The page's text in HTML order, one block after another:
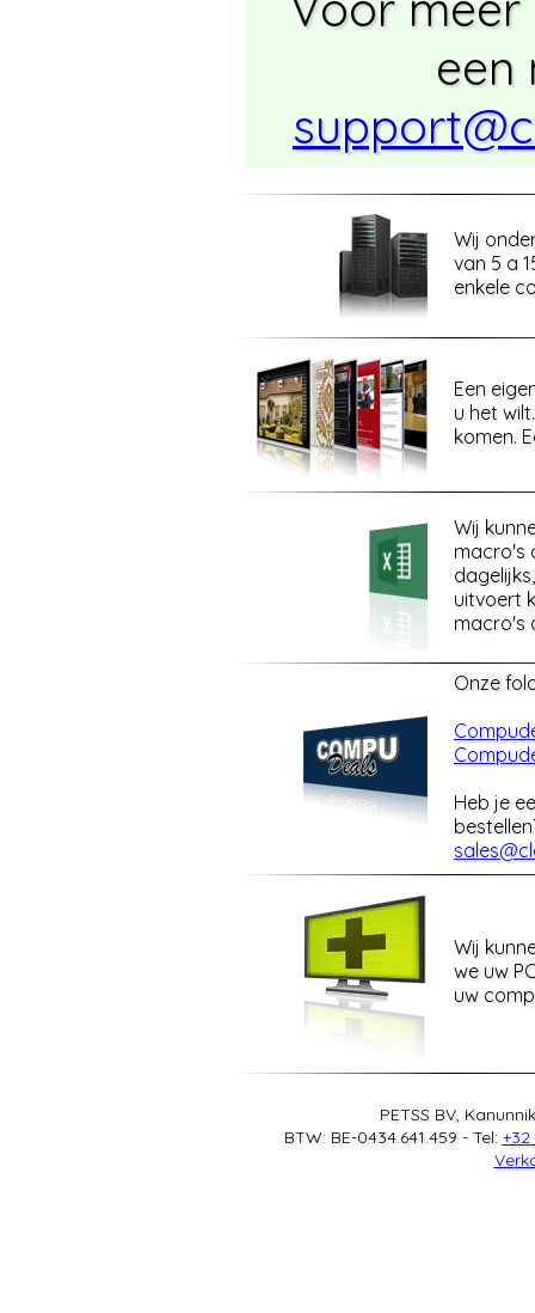
een
Wij
van 5 a
enkele
Een
u het
komen.
Wij
macro's
uitvoert
macro's
Onze
Heb je
Wij
we uw
uw
PETSS BV,
BTW: BE-0434.641.459 - Tel: